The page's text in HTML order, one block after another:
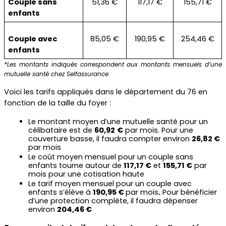
enfants
Couple avec
enfants
85,05 € 190,95 € 254,46 €
*Les montants indiqués correspondent aux montants mensuels d’une
mutuelle santé chez Selfassurance
Voici les tarifs appliqués dans le département du 76 en
fonction de la taille du foyer :
Le montant moyen d’une mutuelle santé pour un
célibataire est de 60,92 € par mois. Pour une
couverture basse, il faudra compter environ 26,82 €
par mois
Le coût moyen mensuel pour un couple sans
enfants tourne autour de 117,17 € et 155,71 € par
mois pour une cotisation haute
Le tarif moyen mensuel pour un couple avec
enfants s’élève à 190,95 € par mois. Pour bénéficier
d’une protection complète, il faudra dépenser
environ 204,46 €